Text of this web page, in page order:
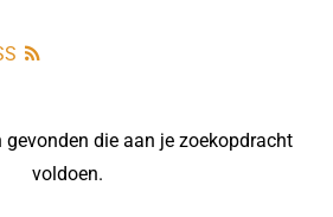
gevonden die aan je zoekopdracht
voldoen.